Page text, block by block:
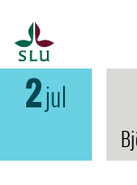
2jul